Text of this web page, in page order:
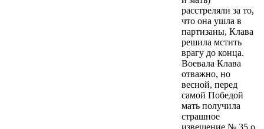
расстреляли за то,
что она ушла в
партизаны, Клава
решила мстить
врагу до конца.
Воевала Клава
отважно, но
весной, перед
самой Победой
мать получила
страшное
извещение № 35 о